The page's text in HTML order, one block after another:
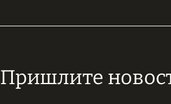
Пришлите